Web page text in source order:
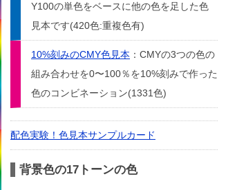
Y100の単色をベースに他の色を足した色
見本です(420色:重複色有)
10%刻みのCMY色見本 ：CMYの3つの色の
組み合わせを0〜100％を10%刻みで作った
色のコンビネーション(1331色)
配色実験！色見本サンプルカード
背景色の17トーンの色